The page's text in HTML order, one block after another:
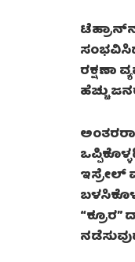
ರಕ್ಷಣಾ
ಹೆಚ್ಚು
ಇಸ್ರೇಲ್